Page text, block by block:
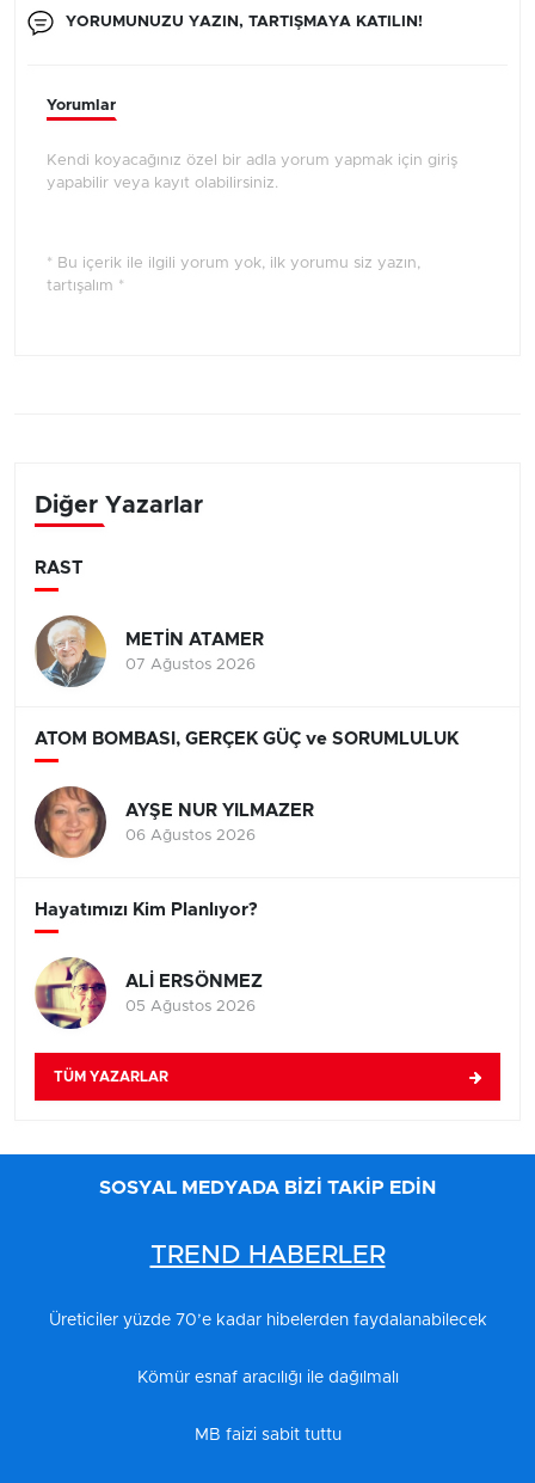
YORUMUNUZU YAZIN, TARTIŞMAYA KATILIN!
Yorumlar
Kendi koyacağınız özel bir adla yorum yapmak için giriş
yapabilir veya kayıt olabilirsiniz.
* Bu içerik ile ilgili yorum yok, ilk yorumu siz yazın,
tartışalım *
Diğer Yazarlar
RAST
METİN ATAMER
07 Ağustos 2026
ATOM BOMBASI, GERÇEK GÜÇ ve SORUMLULUK
AYŞE NUR YILMAZER
06 Ağustos 2026
Hayatımızı Kim Planlıyor?
ALİ ERSÖNMEZ
05 Ağustos 2026
TÜM YAZARLAR
SOSYAL MEDYADA BİZİ TAKİP EDİN
TREND HABERLER
Üreticiler yüzde 70’e kadar hibelerden faydalanabilecek
Kömür esnaf aracılığı ile dağılmalı
MB faizi sabit tuttu